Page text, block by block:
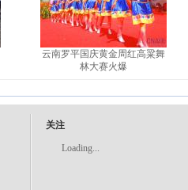
云南罗平国庆黄金周红高粱舞
林大赛火爆
关注
Loading...